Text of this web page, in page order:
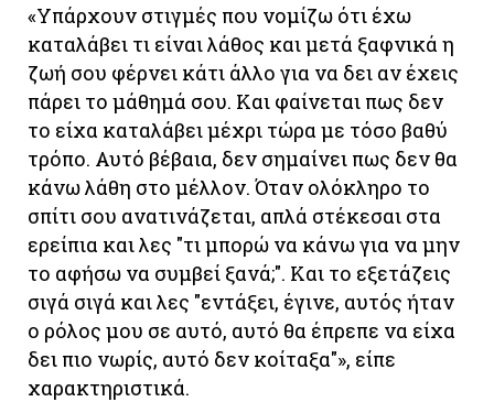
«Υπάρχουν στιγμές που νομίζω ότι έχω
καταλάβει τι είναι λάθος και μετά ξαφνικά η
ζωή σου φέρνει κάτι άλλο για να δει αν έχεις
πάρει το μάθημά σου. Και φαίνεται πως δεν
το είχα καταλάβει μέχρι τώρα με τόσο βαθύ
τρόπο. Αυτό βέβαια, δεν σημαίνει πως δεν θα
κάνω λάθη στο μέλλον. Όταν ολόκληρο το
σπίτι σου ανατινάζεται, απλά στέκεσαι στα
ερείπια και λες "τι μπορώ να κάνω για να μην
το αφήσω να συμβεί ξανά;". Και το εξετάζεις
σιγά σιγά και λες "εντάξει, έγινε, αυτός ήταν
ο ρόλος μου σε αυτό, αυτό θα έπρεπε να είχα
δει πιο νωρίς, αυτό δεν κοίταξα"», είπε
χαρακτηριστικά.